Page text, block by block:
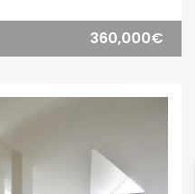
360,000€